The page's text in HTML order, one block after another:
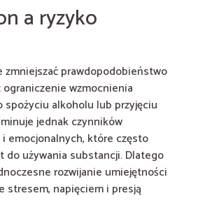
a ryzyko
zmniejszać prawdopodobieństwo
wzmocnienia
spożyciu alkoholu lub przyjęciu
jednak czynników
emocjonalnych, które często
do używania substancji. Dlatego
rozwijanie umiejętności
stresem, napięciem i presją